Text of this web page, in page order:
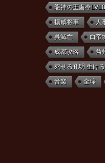
龍神の王鹵令LV10
揚威将軍 人
呉滅亡 白帝
成都攻略 益
死せる孔明 生け
音楽 全琮